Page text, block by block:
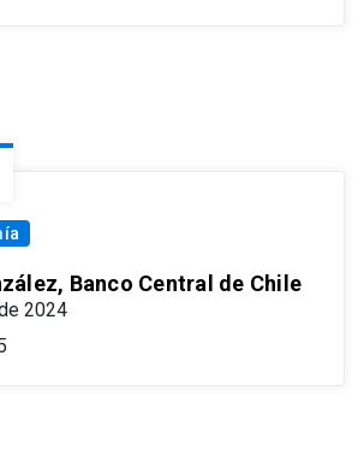
Banco Central de Chile
2024